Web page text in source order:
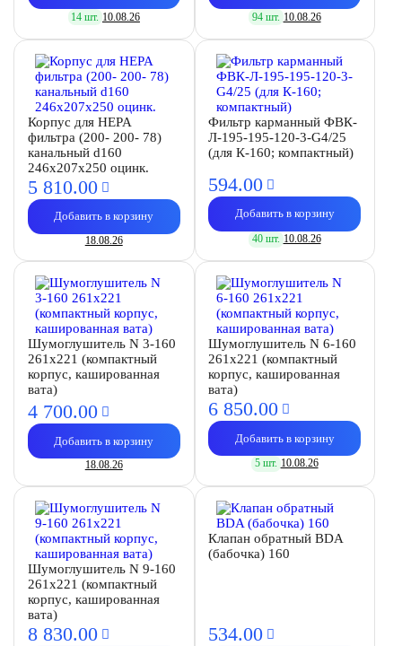
14 шт. 10.08.26 94 шт. 10.08.26
Корпус для HEPA
фильтра (200- 200- 78)
канальный d160
246х207х250 оцинк.
5 810.00
Добавить в корзину
18.08.26
Фильтр карманный ФВК-
Л-195-195-120-3-G4/25
(для К-160; компактный)
594.00
Добавить в корзину
40 шт. 10.08.26
Шумоглушитель N 3-160
261х221 (компактный
корпус, кашированная
вата)
4 700.00
Добавить в корзину
18.08.26
Шумоглушитель N 6-160
261х221 (компактный
корпус, кашированная
вата)
6 850.00
Добавить в корзину
5 шт. 10.08.26
Шумоглушитель N 9-160
261х221 (компактный
корпус, кашированная
вата)
8 830.00
Клапан обратный BDA
(бабочка) 160
534.00